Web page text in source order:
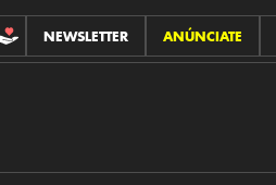
CONTRIBUCIONES
NEWSLETTER ANÚNCIATE